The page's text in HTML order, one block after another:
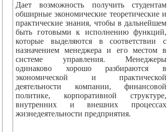
Дает возможность получить студентам
обширные экономические теоретические и
практические знания, чтобы в дальнейшем
быть готовыми к исполнению функций,
которые выделяются в соответствии с
назначением менеджера и его местом в
системе управления. Менеджеры
одинаково хорошо разбираются в
экономической и практической
деятельности компании, финансовой
политике, корпоративной структуре,
внутренних и внешних процессах
жизнедеятельности предприятия.